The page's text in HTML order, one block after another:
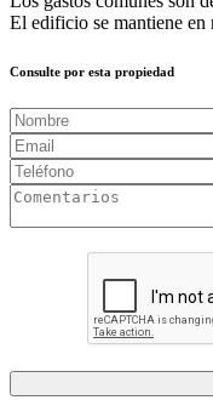
El edificio se mantiene en
Consulte por esta propiedad